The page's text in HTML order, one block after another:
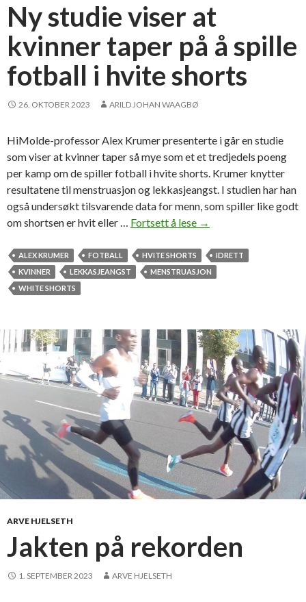
n
g
,
r
e
t
t
o
r
Ny studie viser at
kvinner taper på å spille
fotball i hvite shorts
26. OKTOBER 2023 ARILD JOHAN WAAGBØ
HiMolde-professor Alex Krumer presenterte i går en studie
som viser at kvinner taper så mye som et et tredjedels poeng
per kamp om de spiller fotball i hvite shorts. Krumer knytter
resultatene til menstruasjon og lekkasjeangst. I studien har han
også undersøkt tilsvarende data for menn, som spiller like godt
om shortsen er hvit eller … Fortsett å lese N
t
e
v
i
s
e
r
a
t
k
v
i
e
→
ALEX KRUMER FOTBALL HVITE SHORTS
IDRETT
KVINNER
LEKKASJEANGST
MENSTRUASJON
WHITE SHORTS
ARVE HJELSETH
Jakten på rekorden
1. SEPTEMBER 2023 ARVE HJELSETH